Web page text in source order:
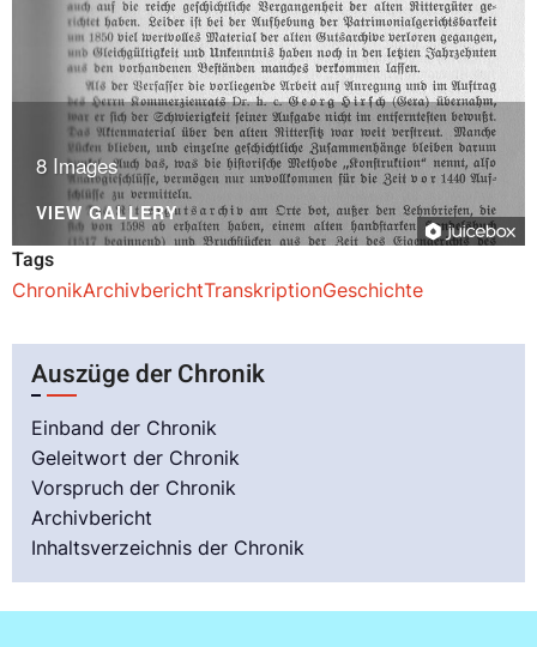
8 Images
VIEW GALLERY
Tags
ChronikArchivberichtTranskriptionGeschichte
Auszüge der Chronik
Einband der Chronik
Geleitwort der Chronik
Vorspruch der Chronik
Archivbericht
Inhaltsverzeichnis der Chronik